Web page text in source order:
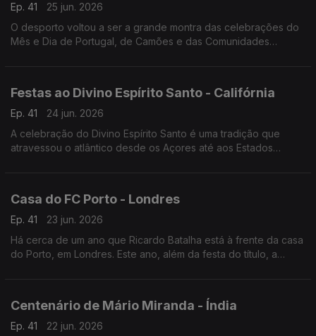
Ep. 41
25 jun. 2026
O desporto voltou a ser a grande montra das celebrações do
Mês e Dia de Portugal, de Camões e das Comunidades
Festas ao Divino Espírito Santo - Califórnia
Ep. 41
24 jun. 2026
A celebração do Divino Espírito Santo é uma tradição que
atravessou o atlântico desde os Açores até aos Estados
Casa do FC Porto - Londres
Ep. 41
23 jun. 2026
Há cerca de um ano que Ricardo Batalha está à frente da casa
do Porto, em Londres. Este ano, além da festa do título, a
Centenário de Mário Miranda - Índia
Ep. 41 22 jun. 2026